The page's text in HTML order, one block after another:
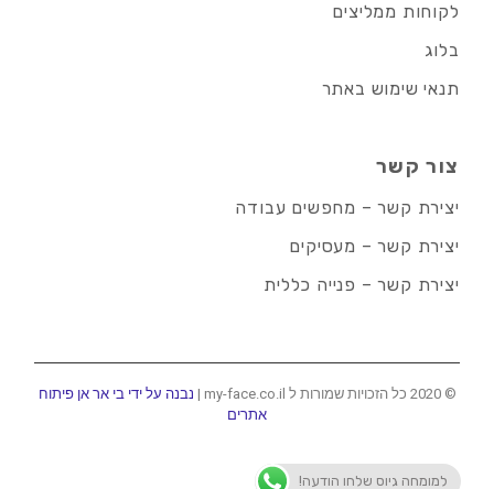
לקוחות ממליצים
בלוג
תנאי שימוש באתר
צור קשר
יצירת קשר – מחפשים עבודה
יצירת קשר – מעסיקים
יצירת קשר – פנייה כללית
© 2020 כל הזכויות שמורות ל my-face.co.il |
נבנה על ידי בי אר אן פיתוח
אתרים
למומחה גיוס שלחו הודעה!